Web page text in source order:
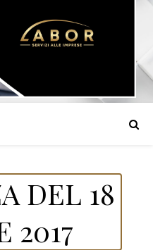
DEL 18
2017